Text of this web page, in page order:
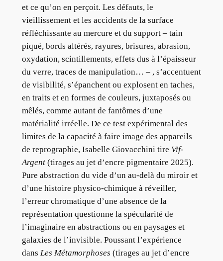
et ce qu’on en perçoit. Les défauts, le
vieillissement et les accidents de la surface
réfléchissante au mercure et du support – tain
piqué, bords altérés, rayures, brisures, abrasion,
oxydation, scintillements, effets dus à l’épaisseur
du verre, traces de manipulation… – , s’accentuent
de visibilité, s’épanchent ou explosent en taches,
en traits et en formes de couleurs, juxtaposés ou
mêlés, comme autant de fantômes d’une
matérialité irréelle. De ce test expérimental des
limites de la capacité à faire image des appareils
de reprographie, Isabelle Giovacchini tire Vif-
Argent (tirages au jet d’encre pigmentaire 2025).
Pure abstraction du vide d’un au-delà du miroir et
d’une histoire physico-chimique à réveiller,
l’erreur chromatique d’une absence de la
représentation questionne la spécularité de
l’imaginaire en abstractions ou en paysages et
galaxies de l’invisible. Poussant l’expérience
dans Les Métamorphoses (tirages au jet d’encre